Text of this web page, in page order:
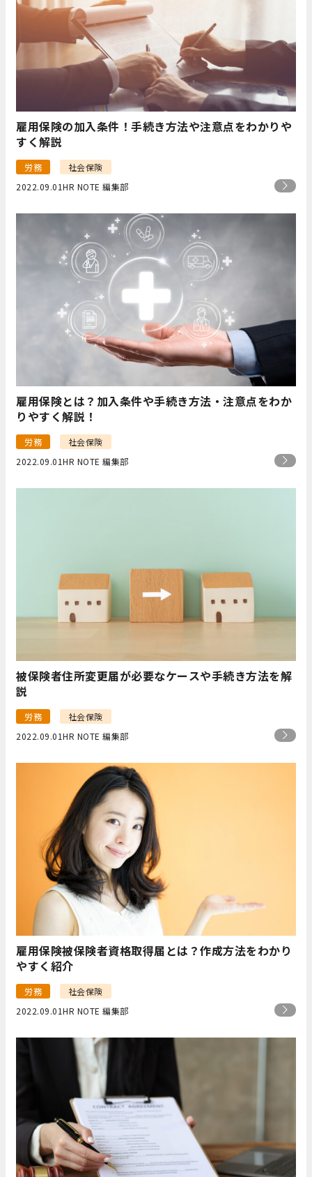
雇用保険の加入条件！手続き方法や注意点をわかりや
すく解説
労務
社会保険
2022.09.01HR NOTE 編集部
雇用保険とは？加入条件や手続き方法・注意点をわか
りやすく解説！
労務
社会保険
2022.09.01HR NOTE 編集部
被保険者住所変更届が必要なケースや手続き方法を解
説
労務
社会保険
2022.09.01HR NOTE 編集部
雇用保険被保険者資格取得届とは？作成方法をわかり
やすく紹介
労務
社会保険
2022.09.01HR NOTE 編集部